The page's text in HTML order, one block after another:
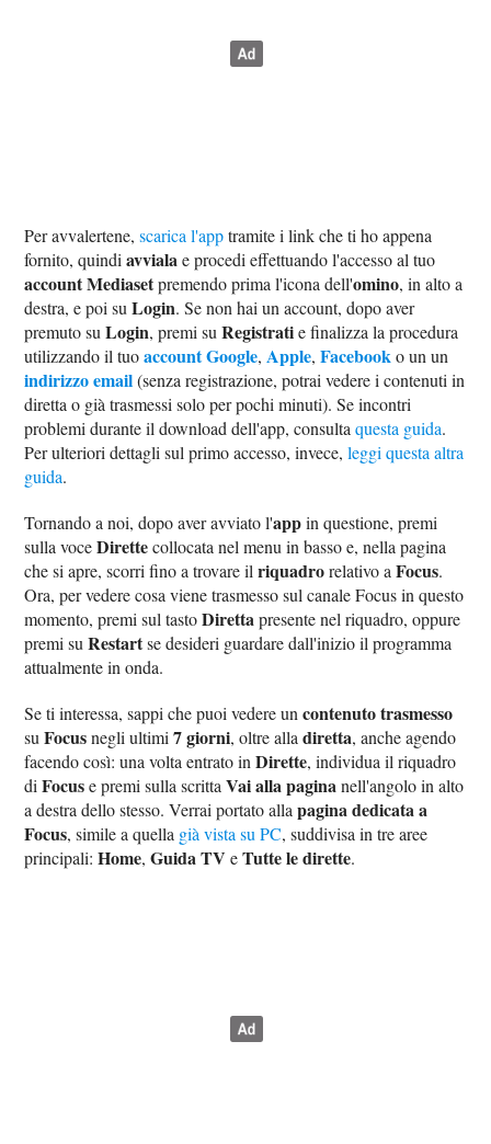
Per avvalertene,scarica l'apptramite i link che ti ho appena
fornito, quindiavvialae procedi effettuando l'accesso al tuo
account Mediasetpremendo prima l'icona dell'omino, in alto a
destra, e poi suLogin. Se non hai un account, dopo aver
premuto suLogin, premi suRegistratie finalizza la procedura
utilizzando il tuoaccount Google,Apple,Facebooko un un
indirizzo email(senza registrazione, potrai vedere i contenuti in
diretta o già trasmessi solo per pochi minuti). Se incontri
problemi durante il download dell'app, consultaquesta guida.
Per ulteriori dettagli sul primo accesso, invece,leggi questa altra
guida.
Tornando a noi, dopo aver avviato l'appin questione, premi
sulla voceDirettecollocata nel menu in basso e, nella pagina
che si apre, scorri fino a trovare ilriquadrorelativo aFocus.
Ora, per vedere cosa viene trasmesso sul canale Focus in questo
momento, premi sul tastoDirettapresente nel riquadro, oppure
premi suRestartse desideri guardare dall'inizio il programma
attualmente in onda.
Se ti interessa, sappi che puoi vedere uncontenuto trasmesso
suFocusnegli ultimi7 giorni, oltre alladiretta, anche agendo
facendo così: una volta entrato inDirette, individua il riquadro
diFocuse premi sulla scrittaVai alla paginanell'angolo in alto
a destra dello stesso. Verrai portato allapagina dedicata a
Focus, simile a quella già vista su PC, suddivisa in tre aree
principali:Home,Guida TV eTutte le dirette.